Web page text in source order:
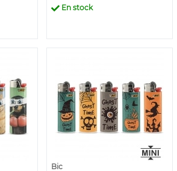
En stock
Bic